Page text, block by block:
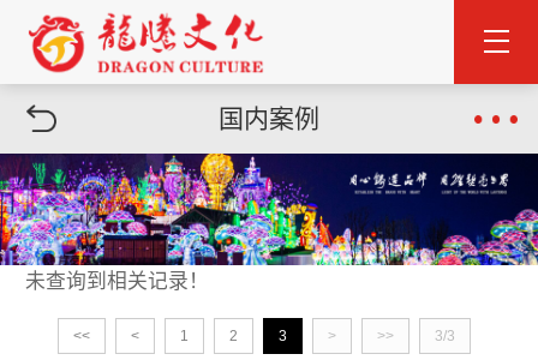
国内案例
未查询到相关记录！
<< < 1 2 3 > >> 3/3